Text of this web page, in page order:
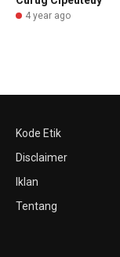
4 year ago
Kode Etik
Disclaimer
Iklan
Tentang